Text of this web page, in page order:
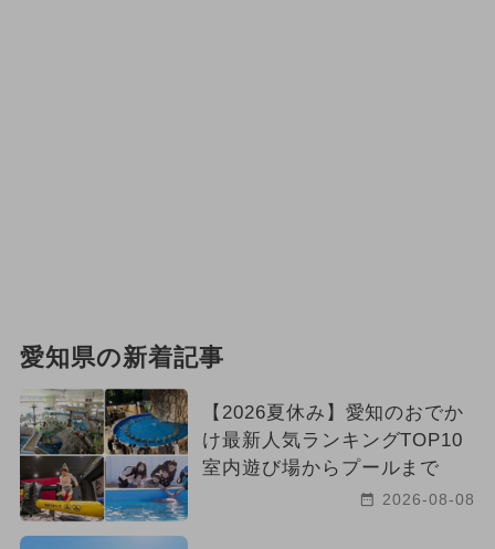
愛知県の新着記事
【2026夏休み】愛知のおでか
け最新人気ランキングTOP10
室内遊び場からプールまで
2026-08-08